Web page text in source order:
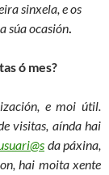
sinxela, e os
súa ocasión.
ó mes?
e moi útil.
visitas, aínda hai
da páxina,
hai moita xente